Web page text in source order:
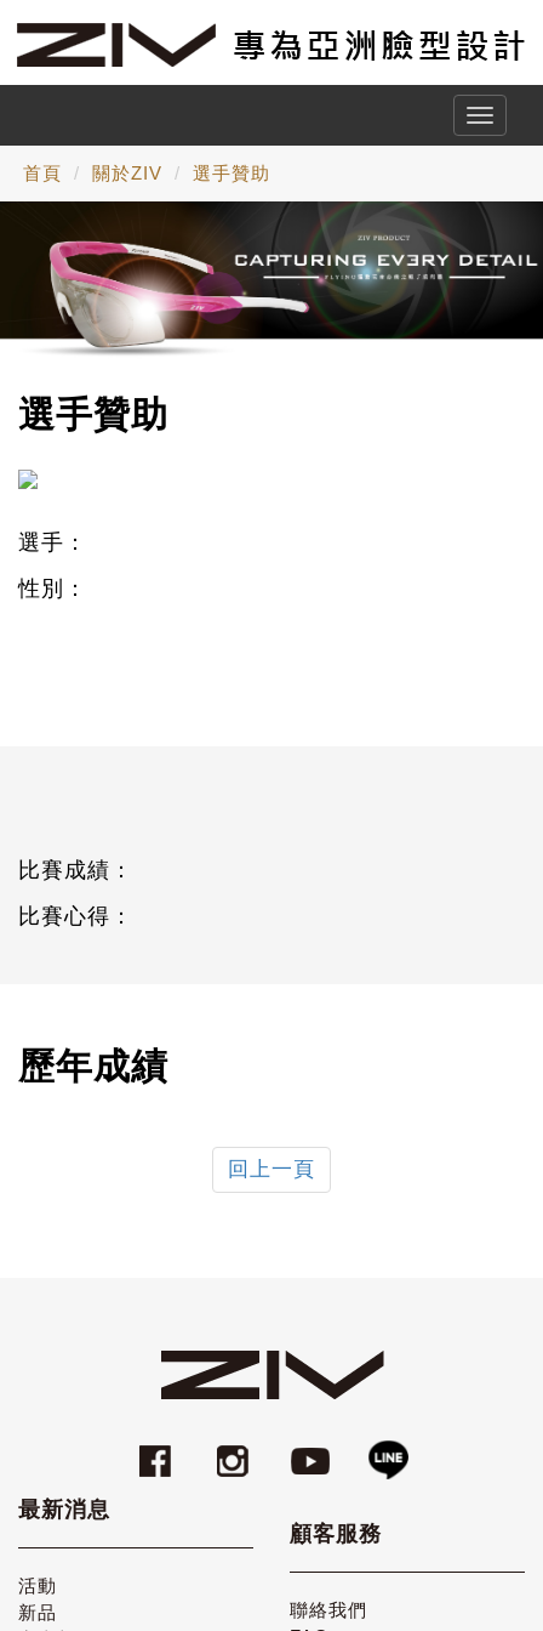
Toggle
首頁 關於ZIV 選手贊助
選手贊助
選手：
性別：
比賽成績：
比賽心得：
歷年成績
回上一頁
最新消息
活動
新品
顧客服務
聯絡我們